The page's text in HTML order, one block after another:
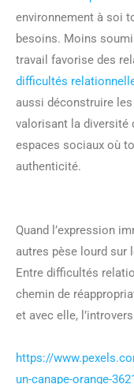
environnement à soi
besoins. Moins
travail favorise des
difficultés
aussi déconstruire
valorisant la diversité
espaces sociaux où
authenticité.
Quand l’expression
autres pèse lourd sur
Entre difficultés
chemin de
et avec elle,
https://
un-canape-orange-